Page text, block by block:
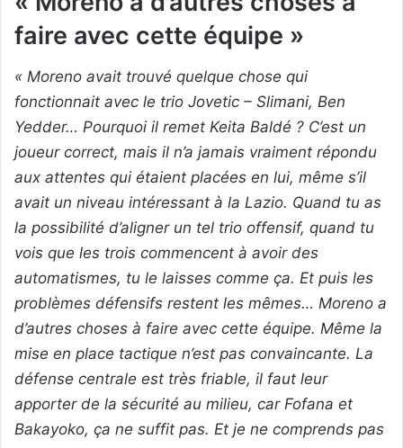
faire avec cette équipe »
« Moreno avait trouvé quelque chose qui
fonctionnait avec le trio Jovetic – Slimani, Ben
Yedder… Pourquoi il remet Keita Baldé ? C’est un
joueur correct, mais il n’a jamais vraiment répondu
aux attentes qui étaient placées en lui, même s’il
avait un niveau intéressant à la Lazio. Quand tu as
la possibilité d’aligner un tel trio offensif, quand tu
vois que les trois commencent à avoir des
automatismes, tu le laisses comme ça. Et puis les
problèmes défensifs restent les mêmes… Moreno a
d’autres choses à faire avec cette équipe. Même la
mise en place tactique n’est pas convaincante. La
défense centrale est très friable, il faut leur
apporter de la sécurité au milieu, car Fofana et
Bakayoko, ça ne suffit pas. Et je ne comprends pas